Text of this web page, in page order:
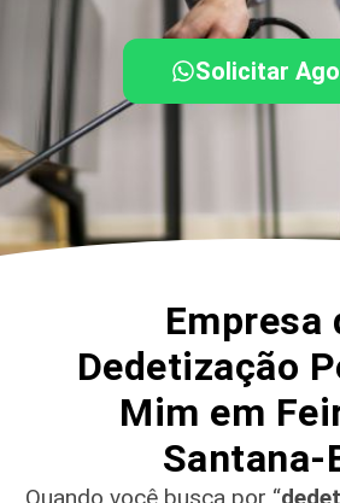
Solicitar
Empresa
Dedetização
Mim em
Santana-
Quando você busca por “